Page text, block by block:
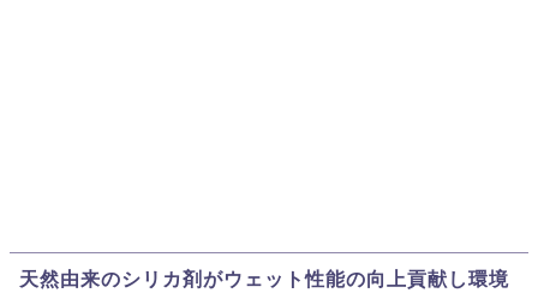
天然由来のシリカ剤がウェット性能の向上貢献し環境